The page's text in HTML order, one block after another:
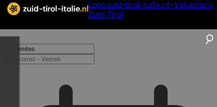
Logo zuid-tirol-italie.nl - Vakantie in
Zuid-Tirol